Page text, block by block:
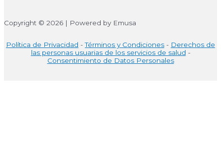
Copyright © 2026 | Powered by Emusa
Política de Privacidad -Términos y Condiciones - Derechos de
las personas usuarias de los servicios de salud -
Consentimiento de Datos Personales